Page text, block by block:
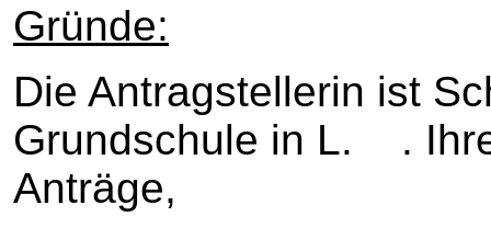
Gründe:
Die Antragstellerin ist
Grundschule in L. .
Anträge,